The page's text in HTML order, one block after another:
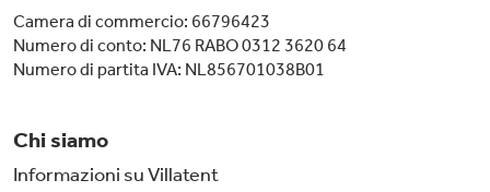
Camera di commercio: 66796423
Numero di conto: NL76 RABO 0312 3620 64
Numero di partita IVA: NL856701038B01
Chi siamo
Informazioni su Villatent